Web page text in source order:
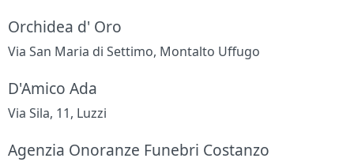
Orchidea d' Oro
Via San Maria di Settimo, Montalto Uffugo
D'Amico Ada
Via Sila, 11, Luzzi
Agenzia Onoranze Funebri Costanzo